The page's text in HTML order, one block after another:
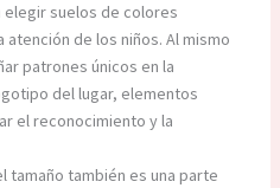
suelos de colores
de los niños. Al mismo
patrones únicos en la
del lugar, elementos
el reconocimiento y la
tamaño también es una parte